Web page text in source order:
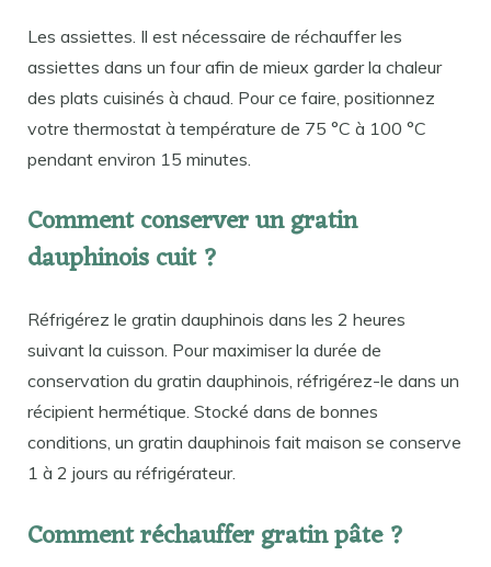
Les assiettes. Il est nécessaire de réchauffer les
assiettes dans un four afin de mieux garder la chaleur
des plats cuisinés à chaud. Pour ce faire, positionnez
votre thermostat à température de 75 °C à 100 °C
pendant environ 15 minutes.
Comment conserver un gratin
dauphinois cuit ?
Réfrigérez le gratin dauphinois dans les 2 heures
suivant la cuisson. Pour maximiser la durée de
conservation du gratin dauphinois, réfrigérez-le dans un
récipient hermétique. Stocké dans de bonnes
conditions, un gratin dauphinois fait maison se conserve
1 à 2 jours au réfrigérateur.
Comment réchauffer gratin pâte ?